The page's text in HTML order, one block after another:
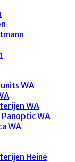
WA
WA
WA
WA
Heine